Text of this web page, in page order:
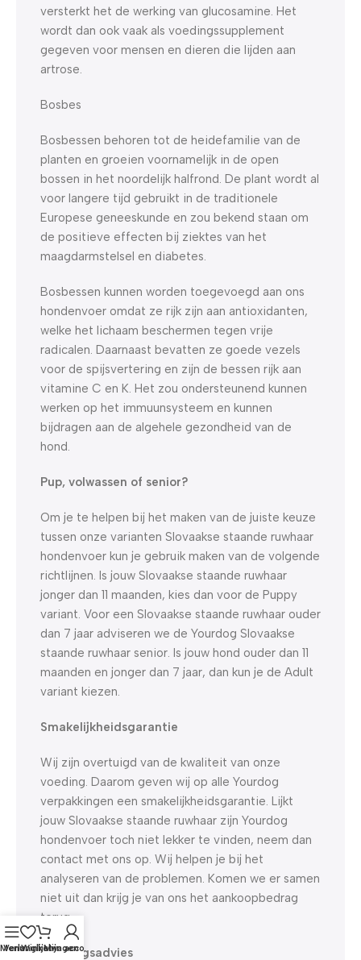
versterkt het de werking van glucosamine. Het
wordt dan ook vaak als voedingssupplement
gegeven voor mensen en dieren die lijden aan
artrose.
Bosbes
Bosbessen behoren tot de heidefamilie van de
planten en groeien voornamelijk in de open
bossen in het noordelijk halfrond. De plant wordt al
voor langere tijd gebruikt in de traditionele
Europese geneeskunde en zou bekend staan om
de positieve effecten bij ziektes van het
maagdarmstelsel en diabetes.
Bosbessen kunnen worden toegevoegd aan ons
hondenvoer omdat ze rijk zijn aan antioxidanten,
welke het lichaam beschermen tegen vrije
radicalen. Daarnaast bevatten ze goede vezels
voor de spijsvertering en zijn de bessen rijk aan
vitamine C en K. Het zou ondersteunend kunnen
werken op het immuunsysteem en kunnen
bijdragen aan de algehele gezondheid van de
hond.
Pup, volwassen of senior?
Om je te helpen bij het maken van de juiste keuze
tussen onze varianten Slovaakse staande ruwhaar
hondenvoer kun je gebruik maken van de volgende
richtlijnen. Is jouw Slovaakse staande ruwhaar
jonger dan 11 maanden, kies dan voor de Puppy
variant. Voor een Slovaakse staande ruwhaar ouder
dan 7 jaar adviseren we de Yourdog Slovaakse
staande ruwhaar senior. Is jouw hond ouder dan 11
maanden en jonger dan 7 jaar, dan kun je de Adult
variant kiezen.
Smakelijkheidsgarantie
Wij zijn overtuigd van de kwaliteit van onze
voeding. Daarom geven wij op alle Yourdog
verpakkingen een smakelijkheidsgarantie. Lijkt
jouw Slovaakse staande ruwhaar zijn Yourdog
hondenvoer toch niet lekker te vinden, neem dan
contact met ons op. Wij helpen je bij het
analyseren van de problemen. Komen we er samen
niet uit dan krijg je van ons het aankoopbedrag
terug.
Voedingsadvies
Menu
Verlanglijst
Winkelwagen
Mijn account